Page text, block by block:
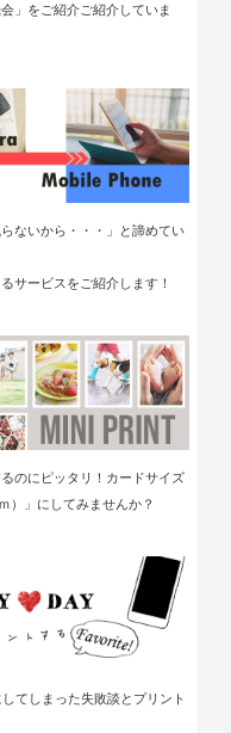
」をご紹介ご紹介していま
ないから・・・」と諦めてい
サービスをご紹介します！
のにピッタリ！カードサイズ
）」にしてみませんか？
てしまった失敗談とプリント